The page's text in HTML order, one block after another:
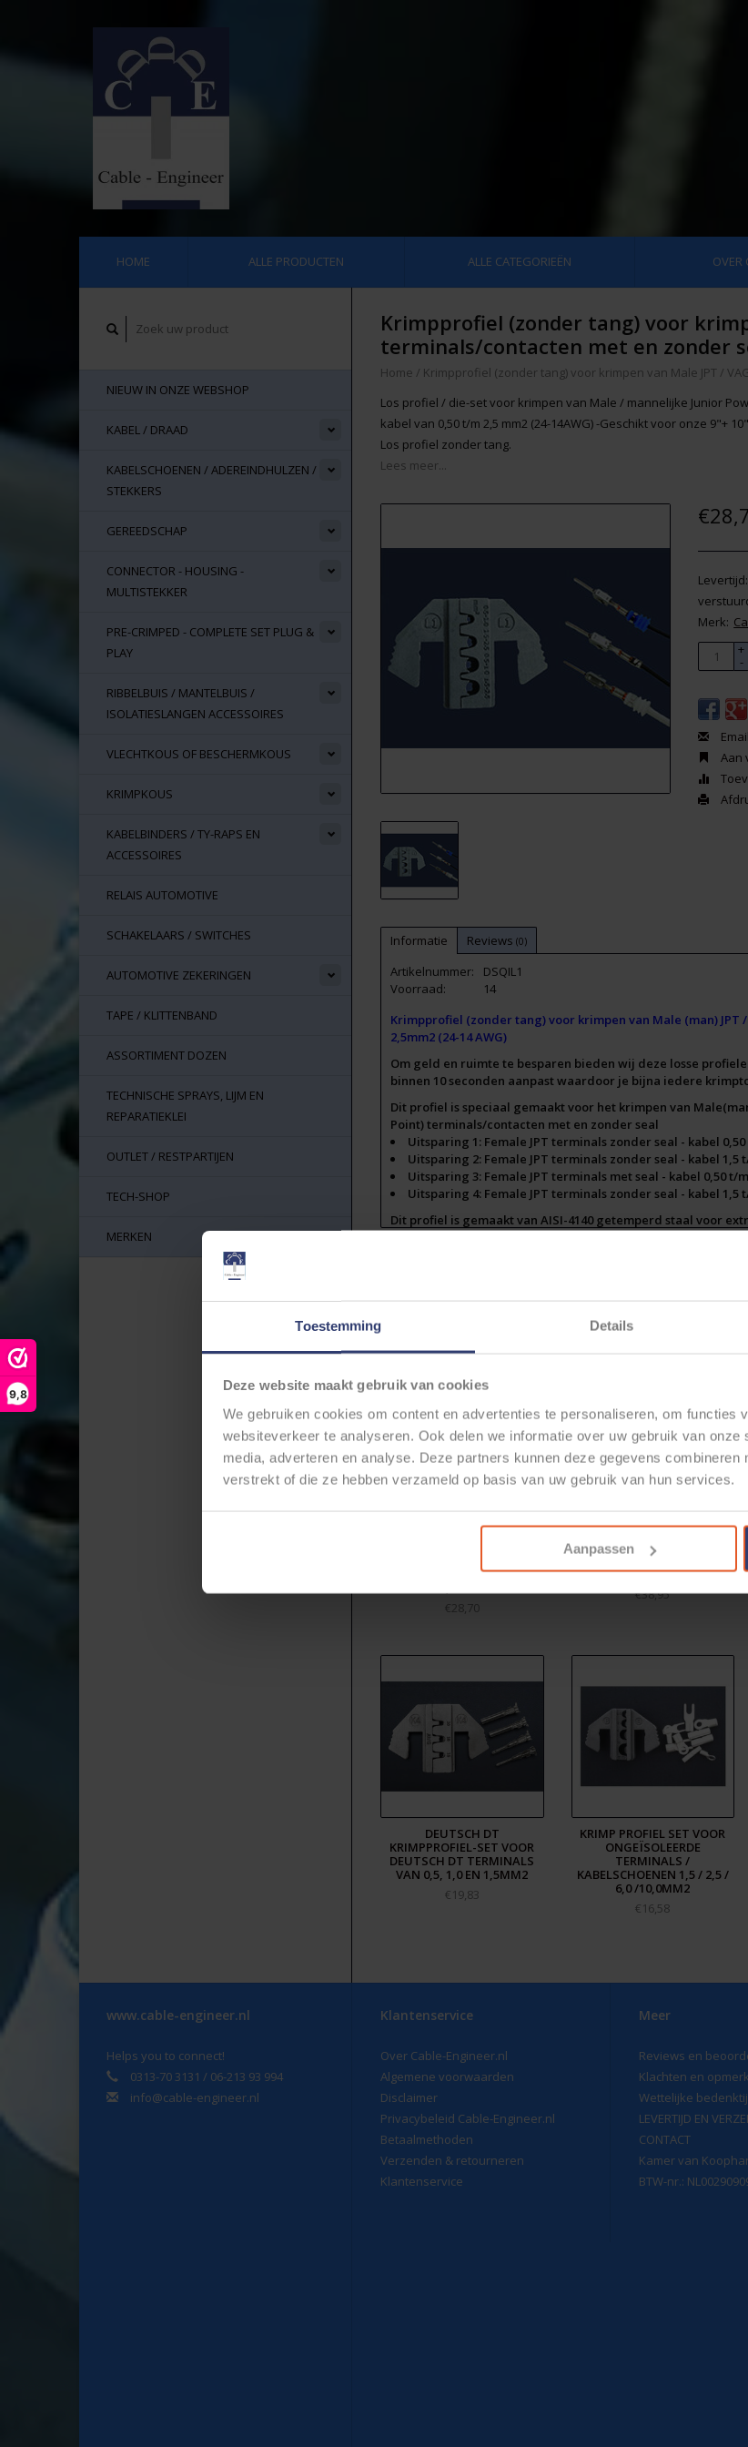
Toestemming Details
Deze website maakt gebruik van cookies
We gebruiken cookies om content en advertenties te personaliseren, om functies
websiteverkeer te analyseren. Ook delen we informatie over uw gebruik van
media, adverteren en analyse. Deze partners kunnen deze gegevens combineren
verstrekt of die ze hebben verzameld op basis van uw gebruik van hun services.
Aanpassen
9,8
HOME ALLE PRODUCTEN ALLE CATEGORIEËN OVER
NIEUW IN ONZE WEBSHOP
KABEL / DRAAD
KABELSCHOENEN / ADEREINDHULZEN /
STEKKERS
GEREEDSCHAP
CONNECTOR - HOUSING -
MULTISTEKKER
PRE-CRIMPED - COMPLETE SET PLUG &
PLAY
RIBBELBUIS / MANTELBUIS /
ISOLATIESLANGEN ACCESSOIRES
VLECHTKOUS OF BESCHERMKOUS
KRIMPKOUS
KABELBINDERS / TY-RAPS EN
ACCESSOIRES
RELAIS AUTOMOTIVE
SCHAKELAARS / SWITCHES
AUTOMOTIVE ZEKERINGEN
TAPE / KLITTENBAND
ASSORTIMENT DOZEN
TECHNISCHE SPRAYS, LIJM EN
REPARATIEKLEI
OUTLET / RESTPARTIJEN
TECH-SHOP
MERKEN
Krimpprofiel (zonder tang) voor
terminals/contacten met en zonder
Home / Krimpprofiel (zonder tang) voor krimpen van Male JPT /
Los profiel / die-set voor krimpen van Male / mannelijke Junior
kabel van 0,50 t/m 2,5 mm2 (24-14AWG) -Geschikt voor onze 9"+
Los profiel zonder tang.
Lees meer...
Merk:
+
-
Aan
Informatie Reviews (0)
Artikelnummer:
DSQIL1
Voorraad:
14
Krimpprofiel (zonder tang) voor krimpen van Male (man)
2,5mm2 (24-14 AWG)
Om geld en ruimte te besparen bieden wij deze losse
binnen 10 seconden aanpast waardoor je bijna iedere
Dit profiel is speciaal gemaakt voor het krimpen van
Point) terminals/contacten met en zonder seal
Uitsparing 1: Female JPT terminals zonder seal - kabel 0,50
Uitsparing 2: Female JPT terminals zonder seal - kabel 1,5
Uitsparing 3: Female JPT terminals met seal - kabel 0,50 t/m
Uitsparing 4: Female JPT terminals zonder seal - kabel 1,5
Dit profiel is gemaakt van AISI-4140 getemperd staal voor
KRIMP PROFIEL VOOR
ZONDER SEAL 0,50 T/M
€28,70
WISSELSYSTEEM VOOR
VERSCHILLENDE
KRIMPPROFIELEN
€38,95
DEUTSCH DT
KRIMPPROFIEL-SET VOOR
DEUTSCH DT TERMINALS
VAN 0,5, 1,0 EN 1,5MM2
€19,83
KRIMP PROFIEL SET VOOR
ONGEÏSOLEERDE
TERMINALS /
KABELSCHOENEN 1,5 / 2,5 /
6,0 /10,0MM2
€16,58
www.cable-engineer.nl
Helps you to connect!
0313-70 3131 / 06-213 93 994
info@cable-engineer.nl
Klantenservice
Over Cable-Engineer.nl
Algemene voorwaarden
Disclaimer
Privacybeleid Cable-Engineer.nl
Betaalmethoden
Verzenden & retourneren
Klantenservice
Meer
Reviews en
Klachten en
Wettelijke
LEVERTIJD EN
CONTACT
Kamer van
BTW-nr.: